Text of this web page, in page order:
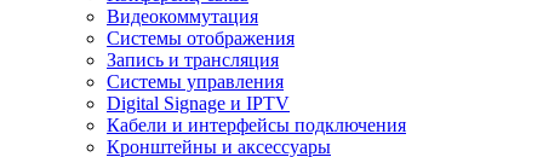
Видеокоммутация
Системы отображения
Запись и трансляция
Системы управления
Digital Signage и IPTV
Кабели и интерфейсы подключения
Кронштейны и аксессуары